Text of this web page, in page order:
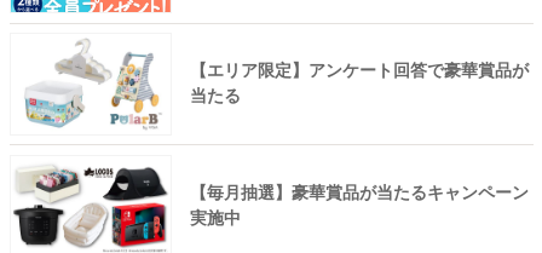
【エリア限定】アンケート回答で豪華賞品が
当たる
【毎月抽選】豪華賞品が当たるキャンペーン
実施中